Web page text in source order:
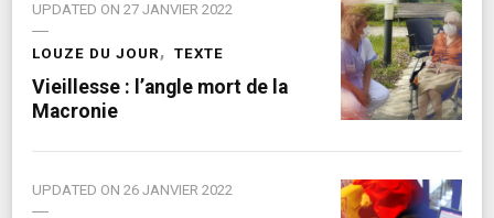
UPDATED ON 27 JANVIER 2022
LOUZE DU JOUR TEXTE
Vieillesse : l’angle mort de la
Macronie
UPDATED ON 26 JANVIER 2022